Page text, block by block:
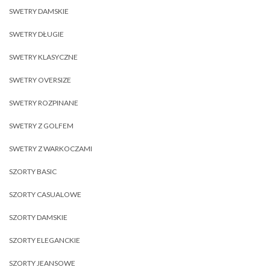
SWETRY DAMSKIE
SWETRY DŁUGIE
SWETRY KLASYCZNE
SWETRY OVERSIZE
SWETRY ROZPINANE
SWETRY Z GOLFEM
SWETRY Z WARKOCZAMI
SZORTY BASIC
SZORTY CASUALOWE
SZORTY DAMSKIE
SZORTY ELEGANCKIE
SZORTY JEANSOWE